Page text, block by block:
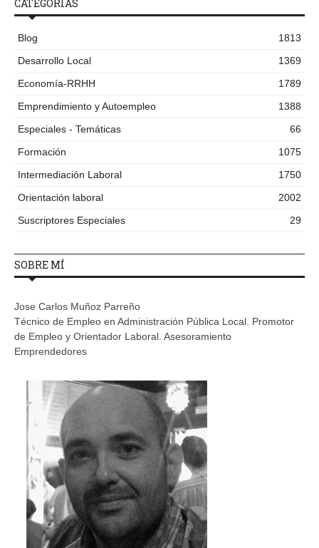
CATEGORÍAS
Blog
1813
Desarrollo Local
1369
Economía-RRHH
1789
Emprendimiento y Autoempleo
1388
Especiales - Temáticas
66
Formación
1075
Intermediación Laboral
1750
Orientación laboral
2002
Suscriptores Especiales
29
SOBRE MÍ
Jose Carlos Muñoz Parreño
Técnico de Empleo en Administración Pública Local. Promotor
de Empleo y Orientador Laboral. Asesoramiento
Emprendedores